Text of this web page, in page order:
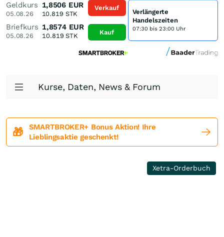
Geldkurs
05.08.26
1,8506 EUR
10.819 STK
Briefkurs
05.08.26
1,8574 EUR
10.819 STK
Verkauf
Kauf
Verlängerte
Handelszeiten
07:30 bis 23:00 Uhr
Kurse, Daten, News & Forum
🎁
SMARTBROKER+ Bonus Aktion! Ihre
Lieblingsaktie geschenkt!
Xetra-Orderbuch